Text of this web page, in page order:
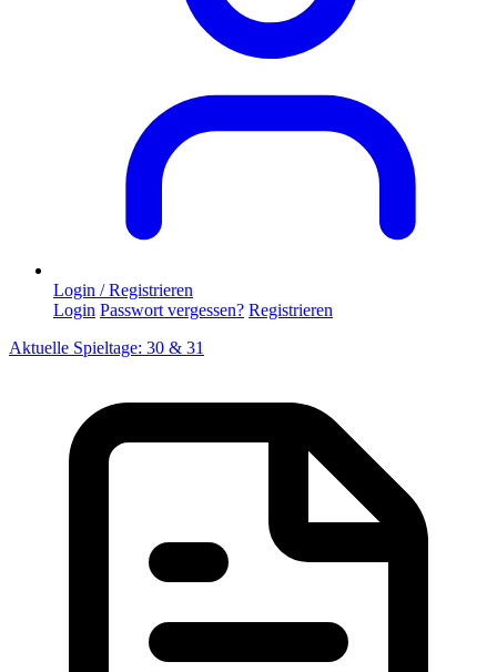
Login / Registrieren
Login Passwort vergessen? Registrieren
Aktuelle Spieltage: 30 & 31